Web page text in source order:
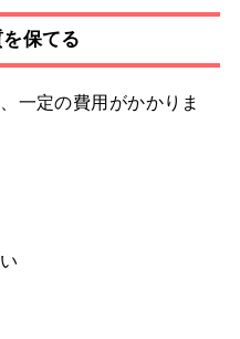
保てる
一定の費用がかかりま